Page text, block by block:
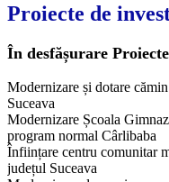
Proiecte de
În desfășurare
Modernizare și dotare
Suceava
Modernizare Școala
program normal Cârlibaba
Înființare centru comunitar
județul Suceava